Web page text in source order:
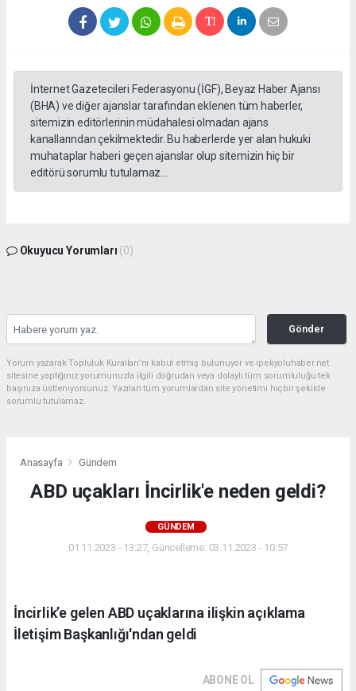
İnternet Gazetecileri Federasyonu (İGF), Beyaz Haber Ajansı
(BHA) ve diğer ajanslar tarafından eklenen tüm haberler,
sitemizin editörlerinin müdahalesi olmadan ajans
kanallarından çekilmektedir. Bu haberlerde yer alan hukuki
muhataplar haberi geçen ajanslar olup sitemizin hiç bir
editörü sorumlu tutulamaz...
Okuyucu Yorumları (0)
Gönder
Yorum yazarak Topluluk Kuralları’nı kabul etmiş bulunuyor ve ipekyoluhaber.net
sitesine yaptığınız yorumunuzla ilgili doğrudan veya dolaylı tüm sorumluluğu tek
başınıza üstleniyorsunuz. Yazılan tüm yorumlardan site yönetimi hiçbir şekilde
sorumlu tutulamaz.
Anasayfa Gündem
ABD uçakları İncirlik'e neden geldi?
GÜNDEM
01.11.2023 - 13:27, Güncelleme: 03.11.2023 - 10:57
İncirlik’e gelen ABD uçaklarına ilişkin açıklama
İletişim Başkanlığı'ndan geldi
ABONE OL